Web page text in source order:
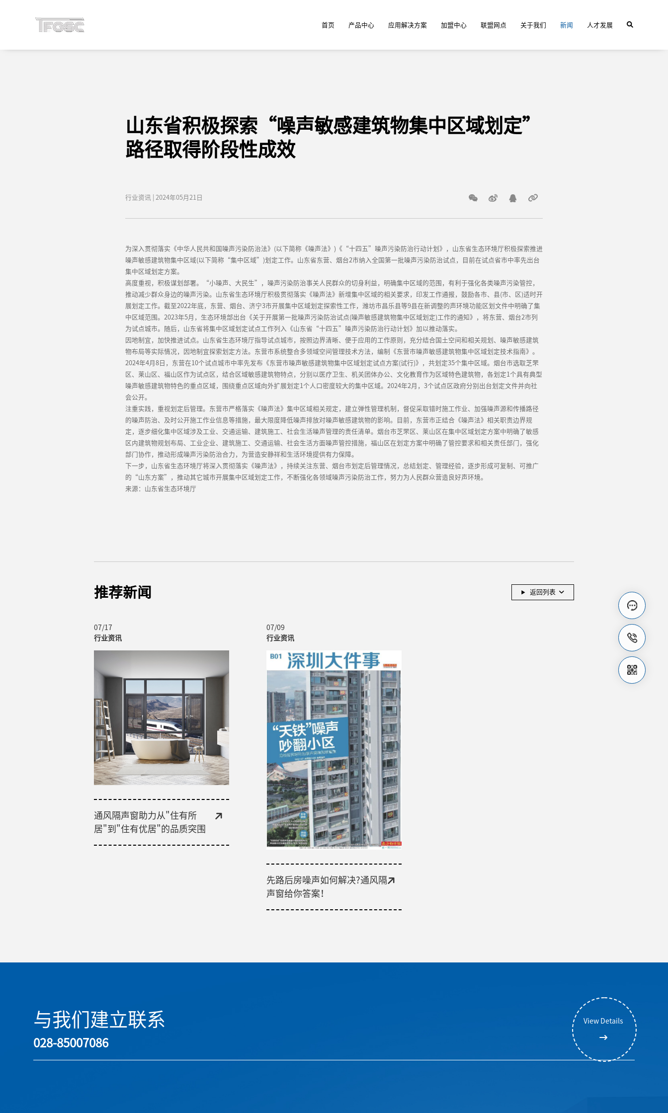
首页 产品中心 应用解决方案 加盟中心 联盟网点 关于我们 新闻 人才发展
山东省积极探索“噪声敏感建筑物集中区域划定”
路径取得阶段性成效
行业资讯 | 2024年05月21日
为深入贯彻落实《中华人民共和国噪声污染防治法》(以下简称《噪声法》)《“十四五”噪声污染防治行动计划》，山东省生态环境厅积极探索推进
噪声敏感建筑物集中区域(以下简称“集中区域”)划定工作。山东省东营、烟台2市纳入全国第一批噪声污染防治试点，目前在试点省市中率先出台
集中区域划定方案。
高度重视，积极谋划部署。“小噪声、大民生”，噪声污染防治事关人民群众的切身利益，明确集中区域的范围，有利于强化各类噪声污染管控，
推动减少群众身边的噪声污染。山东省生态环境厅积极贯彻落实《噪声法》新增集中区域的相关要求，印发工作通报，鼓励各市、县(市、区)适时开
展划定工作。截至2022年底，东营、烟台、济宁3市开展集中区域划定探索性工作，潍坊市昌乐县等9县在新调整的声环境功能区划文件中明确了集
中区域范围。2023年5月，生态环境部出台《关于开展第一批噪声污染防治试点(噪声敏感建筑物集中区域划定)工作的通知》，将东营、烟台2市列
为试点城市。随后，山东省将集中区域划定试点工作列入《山东省“十四五”噪声污染防治行动计划》加以推动落实。
因地制宜，加快推进试点。山东省生态环境厅指导试点城市，按照边界清晰、便于应用的工作原则，充分结合国土空间和相关规划、噪声敏感建筑
物布局等实际情况，因地制宜探索划定方法。东营市系统整合多领域空间管理技术方法，编制《东营市噪声敏感建筑物集中区域划定技术指南》。
2024年4月8日，东营在10个试点城市中率先发布《东营市噪声敏感建筑物集中区域划定试点方案(试行)》，共划定35个集中区域。烟台市选取芝罘
区、莱山区、福山区作为试点区，结合区域敏感建筑物特点，分别以医疗卫生、机关团体办公、文化教育作为区域特色建筑物，各划定1个具有典型
噪声敏感建筑物特色的重点区域，围绕重点区域向外扩展划定1个人口密度较大的集中区域。2024年2月，3个试点区政府分别出台划定文件并向社
会公开。
注重实践，重视划定后管理。东营市严格落实《噪声法》集中区域相关规定，建立弹性管理机制，督促采取错时施工作业、加强噪声源和传播路径
的噪声防治、及时公开施工作业信息等措施，最大限度降低噪声排放对噪声敏感建筑物的影响。目前，东营市正结合《噪声法》相关职责边界规
定，逐步细化集中区域涉及工业、交通运输、建筑施工、社会生活噪声管理的责任清单。烟台市芝罘区、莱山区在集中区域划定方案中明确了敏感
区内建筑物规划布局、工业企业、建筑施工、交通运输、社会生活方面噪声管控措施，福山区在划定方案中明确了管控要求和相关责任部门，强化
部门协作，推动形成噪声污染防治合力，为营造安静祥和生活环境提供有力保障。
下一步，山东省生态环境厅将深入贯彻落实《噪声法》，持续关注东营、烟台市划定后管理情况，总结划定、管理经验，逐步形成可复制、可推广
的“山东方案”，推动其它城市开展集中区域划定工作，不断强化各领域噪声污染防治工作，努力为人民群众营造良好声环境。
来源：山东省生态环境厅
推荐新闻 返回列表
07/17
行业资讯
通风隔声窗助力从"住有所
居"到"住有优居"的品质突围
07/09
行业资讯
先路后房噪声如何解决?通风隔
声窗给你答案！
与我们建立联系
028-85007086
View Details